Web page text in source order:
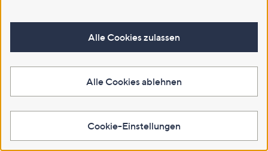
Alle Cookies zulassen
Alle Cookies ablehnen
Cookie-Einstellungen